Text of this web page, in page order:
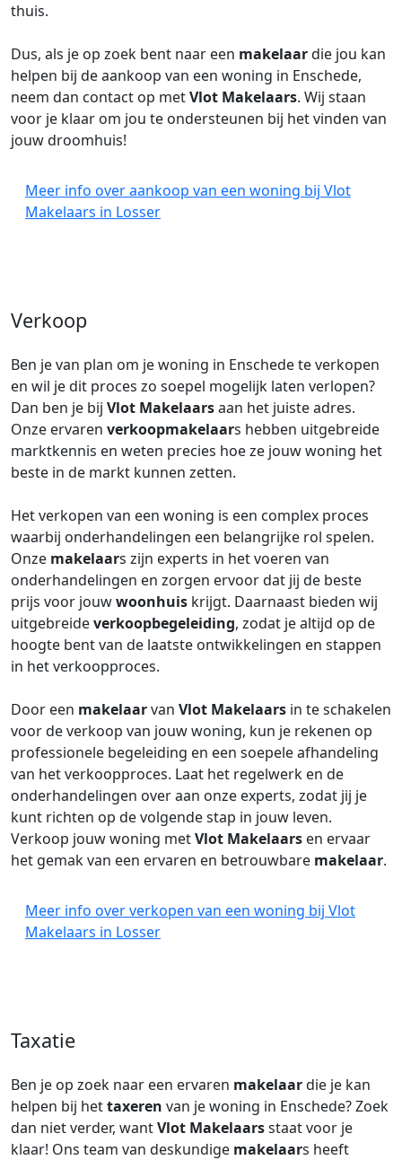
thuis.
Dus, als je op zoek bent naar een makelaardie jou kan
helpen bij de aankoop van een woning in Enschede,
neem dan contact op metVlot Makelaars. Wij staan
voor je klaar om jou te ondersteunen bij het vinden van
jouw droomhuis!
Meer info over aankoop van een woning bij Vlot
Makelaars in Losser
Verkoop
Ben je van plan om je woning in Enschede te verkopen
en wil je dit proces zo soepel mogelijk laten verlopen?
Dan ben je bij Vlot Makelaarsaan het juiste adres.
Onze ervaren verkoopmakelaars hebben uitgebreide
marktkennis en weten precies hoe ze jouw woning het
beste in de markt kunnen zetten.
Het verkopen van een woning is een complex proces
waarbij onderhandelingen een belangrijke rol spelen.
Onze makelaars zijn experts in het voeren van
onderhandelingen en zorgen ervoor dat jij de beste
prijs voor jouwwoonhuis krijgt. Daarnaast bieden wij
uitgebreideverkoopbegeleiding, zodat je altijd op de
hoogte bent van de laatste ontwikkelingen en stappen
in het verkoopproces.
Door een makelaarvan Vlot Makelaars in te schakelen
voor de verkoop van jouw woning, kun je rekenen op
professionele begeleiding en een soepele afhandeling
van het verkoopproces. Laat het regelwerk en de
onderhandelingen over aan onze experts, zodat jij je
kunt richten op de volgende stap in jouw leven.
Verkoop jouw woning metVlot Makelaars en ervaar
het gemak van een ervaren en betrouwbare makelaar.
Meer info over verkopen van een woning bij Vlot
Makelaars in Losser
Taxatie
Ben je op zoek naar een ervaren makelaardie je kan
helpen bij hettaxeren van je woning in Enschede? Zoek
dan niet verder, wantVlot Makelaarsstaat voor je
klaar! Ons team van deskundige makelaars heeft